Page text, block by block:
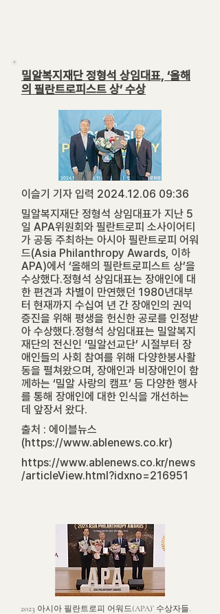
밀알복지재단 정형석 상임대표, ‘올해
의 필란트로피스트 상’ 수상
이슬기 기자 입력 2024.12.06 09:36
밀알복지재단 정형석 상임대표가 지난 5
일 APA위원회와 필란트로피 소사이어티
가 공동 주최하는 아시아 필란트로피 어워
드(Asia Philanthropy Awards, 이하
APA)에서 ‘올해의 필란트로피스트 상’을
수상했다.정형석 상임대표는 장애인에 대
한 편견과 차별이 만연했던 1980년대부
터 현재까지 수십여 년 간 장애인의 권익
증진을 위해 평생을 헌신한 공로를 인정받
아 수상했다.정형석 상임대표는 밀알복지
재단의 전신인 ‘밀알선교단’ 시절부터 장
애인들의 사회 참여를 위해 다양한봉사활
동을 펼쳐왔으며, 장애인과 비장애인이 함
께하는 ‘밀알 사랑의 캠프’ 등 다양한 행사
를 통해 장애인에 대한 인식을 개선하는
데 앞장서 왔다.
출처 : 에이블뉴스
(https://www.ablenews.co.kr)
https://www.ablenews.co.kr/news
/articleView.html?idxno=216951
2023 아시아 필란트로피 어워드(APA)’ 수상자들.